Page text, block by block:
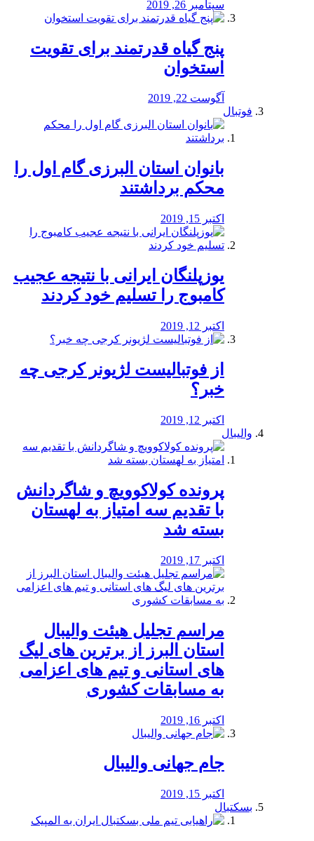
سپتامبر 26, 2019
پنج گیاه قدرتمند برای تقویت
استخوان
آگوست 22, 2019
فوتبال
بانوان استان البرزی گام اول را
محكم برداشتند
اکتبر 15, 2019
یوزپلنگان ایرانی با نتیجه عجیب
کامبوج را تسلیم خود کردند
اکتبر 12, 2019
از فوتبالیست لژیونر کرجی چه
خبر؟
اکتبر 12, 2019
والیبال
پرونده کولاکوویچ و شاگردانش
با تقدیم سه امتیاز به لهستان
بسته شد
اکتبر 17, 2019
مراسم تجلیل هیئت والیبال
استان البرز از برترین های لیگ
های استانی و تیم های اعزامی
به مسابقات کشوری
اکتبر 16, 2019
جام جهانی والیبال
اکتبر 15, 2019
بسکتبال